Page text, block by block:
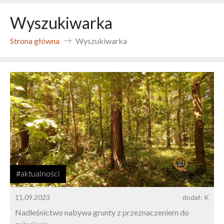
Wyszukiwarka
Strona główna Wyszukiwarka
#aktualności
11.09.2023 dodał: K
Nadleśnictwo nabywa grunty z przeznaczeniem do